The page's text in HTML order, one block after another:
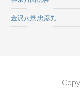
金沢八景 忠彦丸